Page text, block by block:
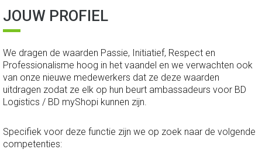
JOUW PROFIEL
We dragen de waarden Passie, Initiatief, Respect en
Professionalisme hoog in het vaandel en we verwachten ook
van onze nieuwe medewerkers dat ze deze waarden
uitdragen zodat ze elk op hun beurt ambassadeurs voor BD
Logistics / BD myShopi kunnen zijn.
Specifiek voor deze functie zijn we op zoek naar de volgende
competenties: